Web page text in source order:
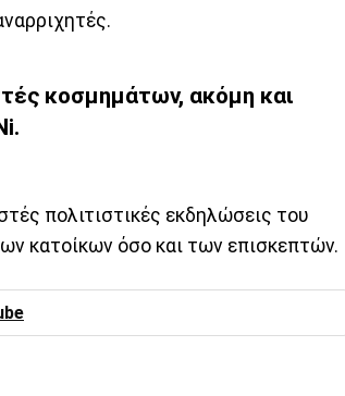
κοσμημάτων, ακόμη και
πολιτιστικές εκδηλώσεις του
κατοίκων όσο και των επισκεπτών.